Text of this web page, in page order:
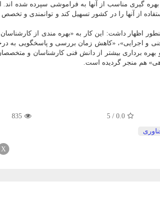
گیری مناسب از آنها به فراموشی سپرده شده اند.
از آنها را در کشور تسهیل کند و توانمندی و تخصص
اظهار داشت: این کار به «بهره مندی از
فنی و اجرایی»، «کاهش زمان بررسی و پاسخگویی به
بهره برداری بیشتر از دانش فنی کارشناسان و
هم منجر گردیده است.
0.0
/
5
835
X